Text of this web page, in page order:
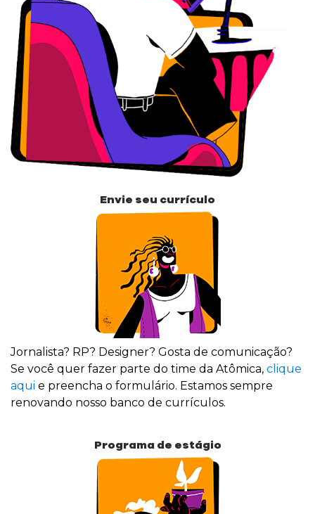
Envie seu currículo
Jornalista? RP? Designer? Gosta de comunicação?
Se você quer fazer parte do time da Atômica, clique
aqui e preencha o formulário. Estamos sempre
renovando nosso banco de currículos.
Programa de estágio